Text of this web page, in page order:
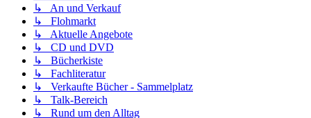
↳ An und Verkauf
↳ Flohmarkt
↳ Aktuelle Angebote
↳ CD und DVD
↳ Bücherkiste
↳ Fachliteratur
↳ Verkaufte Bücher - Sammelplatz
↳ Talk-Bereich
↳ Rund um den Alltag